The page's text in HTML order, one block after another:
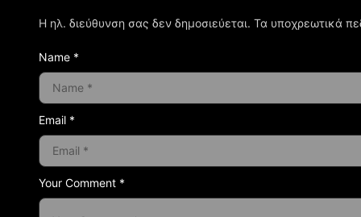
Η ηλ. διεύθυνση σας δεν δημοσιεύεται. Τα υποχρεωτικά
Your Comment *
Name *
Email *